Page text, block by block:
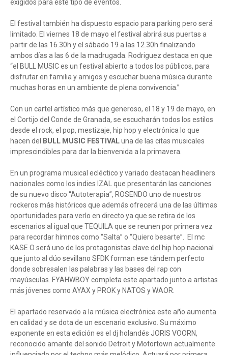
exigidos para este tipo de eventos.
El festival también ha dispuesto espacio para parking pero será
limitado. El viernes 18 de mayo el festival abrirá sus puertas a
partir de las 16.30h y el sábado 19 a las 12.30h finalizando
ambos días a las 6 de la madrugada. Rodriguez destaca en que
“el BULL MUSIC es un festival abierto a todos los públicos, para
disfrutar en familia y amigos y escuchar buena música durante
muchas horas en un ambiente de plena convivencia.”
Con un cartel artístico más que generoso, el 18 y 19 de mayo, en
el Cortijo del Conde de Granada, se escucharán todos los estilos
desde el rock, el pop, mestizaje, hip hop y electrónica lo que
hacen del
BULL MUSIC FESTIVALuna de las citas musicales
imprescindibles para dar la bienvenida a la primavera.
En un programa musical ecléctico y variado destacan headliners
nacionales como los indies IZAL que presentarán las canciones
de su nuevo disco “Autoterapia”, ROSENDO uno de nuestros
rockeros más históricos que además ofrecerá una de las últimas
oportunidades para verlo en directo ya que se retira de los
escenarios al igual que TEQUILA que se reunen por primera vez
para recordar himnos como “Salta” o “Quiero besarte”. El mc
KASE O será uno de los protagonistas clave del hip hop nacional
que junto al dúo sevillano SFDK forman ese tándem perfecto
donde sobresalen las palabras y las bases del rap con
mayúsculas. FYAHWBOY completa este apartado junto a artistas
más jóvenes como AYAX y PROK y NATOS y WAOR.
El apartado reservado a la música electrónica este año aumenta
en calidad y se dota de un escenario exclusivo. Su máximo
exponente en esta edición es el dj holandés JORIS VOORN,
reconocido amante del sonido Detroit y Motortown actualmente